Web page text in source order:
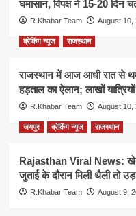
घमासान, विपक्ष ने 15-20 दिन
R.Khabar Team August 10,
ब्रेकिंग न्यूज राजस्थान
राजस्थान में आज आधी रात से
हड़ताल का ऐलान; लाखों
R.Khabar Team August 10,
जयपुर ब्रेकिंग न्यूज राजस्थान
Rajasthan Viral News: खेत
जुताई के दौरान मिली थैली तो
R.Khabar Team August 9,